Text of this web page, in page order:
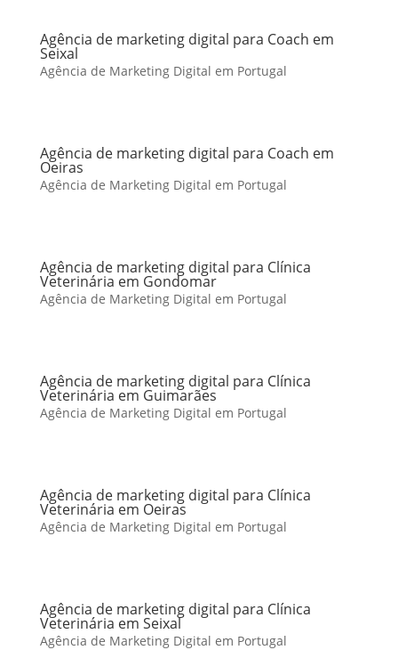
Agência de marketing digital para Coach em
Seixal
Agência de Marketing Digital em Portugal
Agência de marketing digital para Coach em
Oeiras
Agência de Marketing Digital em Portugal
Agência de marketing digital para Clínica
Veterinária em Gondomar
Agência de Marketing Digital em Portugal
Agência de marketing digital para Clínica
Veterinária em Guimarães
Agência de Marketing Digital em Portugal
Agência de marketing digital para Clínica
Veterinária em Oeiras
Agência de Marketing Digital em Portugal
Agência de marketing digital para Clínica
Veterinária em Seixal
Agência de Marketing Digital em Portugal